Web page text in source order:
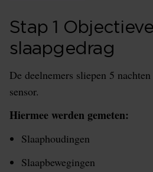
Stap 1
slaapgedrag
De deelnemers sliepen 5
sensor.
Hiermee werden gemeten:
Slaaphoudingen
Slaapbewegingen